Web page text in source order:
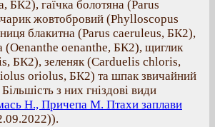
БК2), гаїчка болотяна (Parus
жовтобровий (Phylloscopus
блакитна (Parus caeruleus, БК2),
(Oenanthe oenanthe, БК2), щиглик
БК2), зеленяк (Carduelis chloris,
oriolus, БК2) та шпак звичайний
з них гніздові види
Н., Причепа М. Птахи заплави